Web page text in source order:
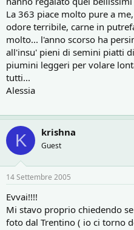
c
u
s
i
o
n
e
o
La 363 piace molto pure a
odore terribile, carne in
molto... l'anno scorso ha
all'insu' pieni di semini piatti
piumini leggeri per volare
tutti...
Alessia
K krishna
Guest
14 Settembre 2005
Evvai!!!!
Mi stavo proprio chiedendo
foto dal Trentino ( io ci torno